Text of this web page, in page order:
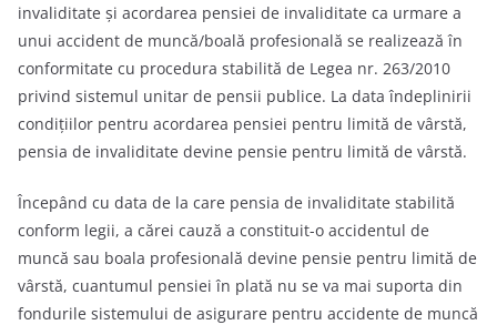
invaliditate și acordarea pensiei de invaliditate ca urmare a
unui accident de muncă/boală profesională se realizează în
conformitate cu procedura stabilită de Legea nr. 263/2010
privind sistemul unitar de pensii publice. La data îndeplinirii
condiţiilor pentru acordarea pensiei pentru limită de vârstă,
pensia de invaliditate devine pensie pentru limită de vârstă.
Începând cu data de la care pensia de invaliditate stabilită
conform legii, a cărei cauză a constituit-o accidentul de
muncă sau boala profesională devine pensie pentru limită de
vârstă, cuantumul pensiei în plată nu se va mai suporta din
fondurile sistemului de asigurare pentru accidente de muncă